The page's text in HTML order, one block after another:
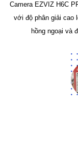
Camera EZVIZ H6C
với độ phân giải cao
hồng ngoại và